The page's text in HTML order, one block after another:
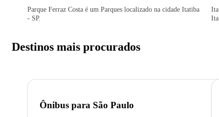
Parque Ferraz Costa é um Parques localizado na cidade Itatiba
- SP.
Destinos mais procurados
Ônibus para São Paulo